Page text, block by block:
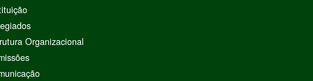
Organizacional